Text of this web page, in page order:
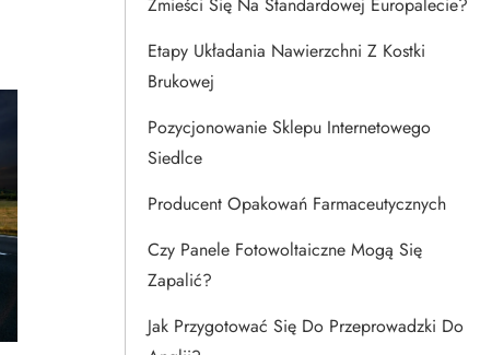
Etapy Układania Nawierzchni Z Kostki
Brukowej
Pozycjonowanie Sklepu Internetowego
Siedlce
Producent Opakowań Farmaceutycznych
Czy Panele Fotowoltaiczne Mogą Się
Zapalić?
Jak Przygotować Się Do Przeprowadzki Do